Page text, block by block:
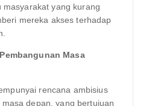
masyarakat yang kurang
mereka akses terhadap
Masa
rencana ambisius
depan, yang bertujuan